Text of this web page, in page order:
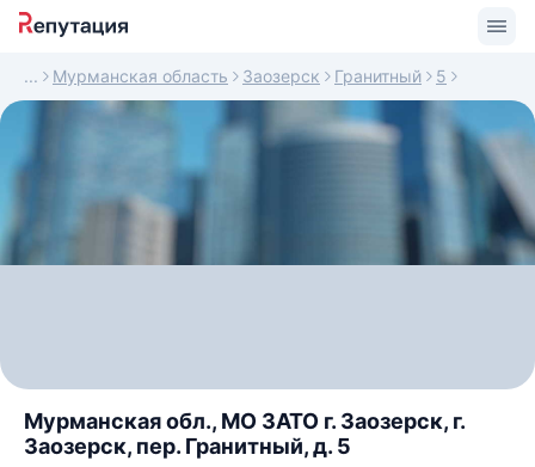
Мурманская область Заозерск Гранитный 5
Мурманская обл., МО ЗАТО г. Заозерск, г.
Заозерск, пер. Гранитный, д. 5